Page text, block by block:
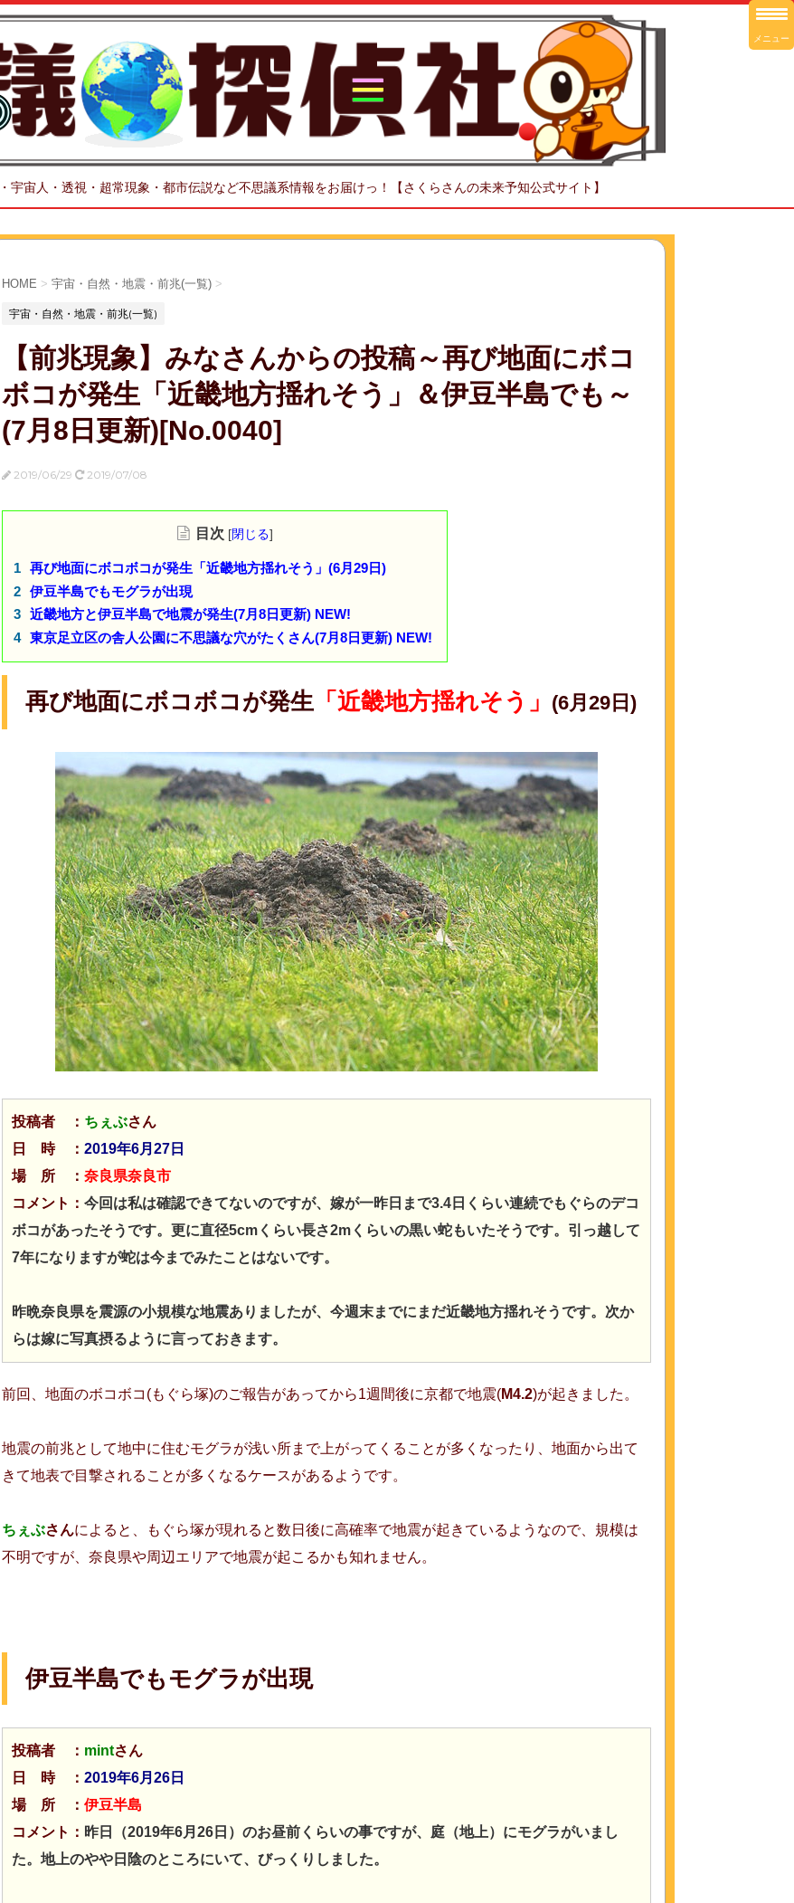
宙人・透視・超常現象・都市伝説など不思議系情報をお届けっ！【さくらさんの未来予知公式サイト】
HOME > 宇宙・自然・地震・前兆(一覧) >
宇宙・自然・地震・前兆(一覧)
【前兆現象】みなさんからの投稿～再び地面にボコ
ボコが発生「近畿地方揺れそう」＆伊豆半島でも～
(7月8日更新)[No.0040]
2019/06/29 2019/07/08
目次 [閉じる]
再び地面にボコボコが発生「近畿地方揺れそう」(6月29日)
伊豆半島でもモグラが出現
近畿地方と伊豆半島で地震が発生(7月8日更新) NEW!
東京足立区の舎人公園に不思議な穴がたくさん(7月8日更新) NEW!
再び地面にボコボコが発生「近畿地方揺れそう」 (6月29日)
投稿者 ： ちぇぶさん
日 時 ： 2019年6月27日
場 所 ： 奈良県奈良市
コメント： 今回は私は確認できてないのですが、嫁が一昨日まで3.4日くらい連続でもぐらのデコ
ボコがあったそうです。更に直径5cmくらい長さ2mくらいの黒い蛇もいたそうです。引っ越して
7年になりますが蛇は今までみたことはないです。
昨晩奈良県を震源の小規模な地震ありましたが、今週末までにまだ近畿地方揺れそうです。次か
らは嫁に写真摂るように言っておきます。
前回、地面のボコボコ(もぐら塚)のご報告があってから1週間後に京都で地震(M4.2)が起きました。
地震の前兆として地中に住むモグラが浅い所まで上がってくることが多くなったり、地面から出て
きて地表で目撃されることが多くなるケースがあるようです。
ちぇぶさんによると、もぐら塚が現れると数日後に高確率で地震が起きているようなので、規模は
不明ですが、奈良県や周辺エリアで地震が起こるかも知れません。
伊豆半島でもモグラが出現
投稿者 ： mintさん
日 時 ： 2019年6月26日
場 所 ： 伊豆半島
コメント： 昨日（2019年6月26日）のお昼前くらいの事ですが、庭（地上）にモグラがいまし
た。地上のやや日陰のところにいて、びっくりしました。
メニュー